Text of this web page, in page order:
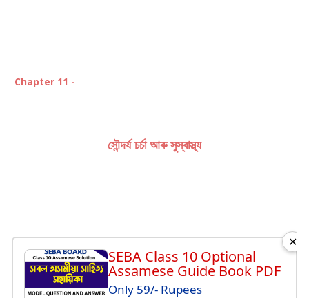
Chapter 11 -
সৌন্দর্য চর্চা আৰু সুস্বাস্থ্য
SEBA Class 10 Optional
Assamese Guide Book PDF
Only 59/- Rupees
✕